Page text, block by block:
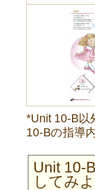
*Unit 10-B以
10-Bの指導
Unit 10-
してみ